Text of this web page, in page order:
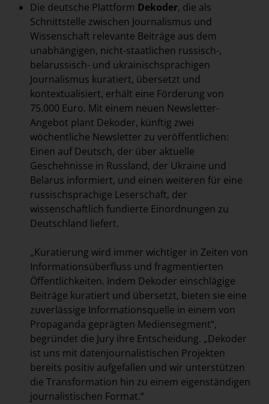
Die deutsche Plattform Dekoder, die als
Schnittstelle zwischen Journalismus und
Wissenschaft relevante Beiträge aus dem
unabhängigen, nicht-staatlichen russisch-,
belarussisch- und ukrainischsprachigen
Journalismus kuratiert, übersetzt und
kontextualisiert, erhält eine Förderung von
75.000 Euro. Mit einem neuen Newsletter-
Angebot plant Dekoder, künftig zwei
wöchentliche Newsletter zu veröffentlichen:
Einen auf Deutsch, der über aktuelle
Geschehnisse in Russland, der Ukraine und
Belarus informiert, und einen weiteren für eine
russischsprachige Leserschaft, der
wissenschaftlich fundierte Einordnungen zu
Deutschland liefert.
„Kuratierung wird immer wichtiger in Zeiten von
Informationsüberfluss und fragmentierten
Öffentlichkeiten. Indem Dekoder einschlägige
Beiträge kuratiert und übersetzt, bieten sie eine
zuverlässige Informationsquelle in einem von
Propaganda geprägten Mediensegment“,
begründet die Jury ihre Entscheidung. „Dekoder
ist uns mit datenjournalistischen Projekten
bereits positiv aufgefallen und wir unterstützen
die Transformation hin zu einem eigenständigen
journalistischen Format.“